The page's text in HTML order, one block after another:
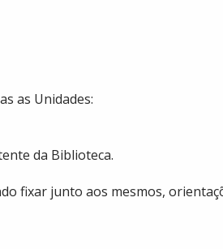
as Unidades:
da Biblioteca.
fixar junto aos mesmos,